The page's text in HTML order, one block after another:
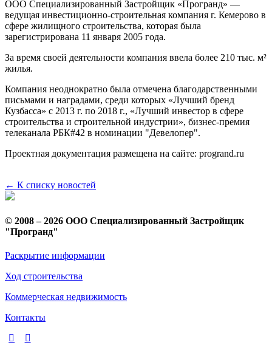
ООО Специализированный Застройщик «Програнд» —
ведущая инвестиционно-строительная компания г. Кемерово в
сфере жилищного строительства, которая была
зарегистрирована 11 января 2005 года.
За время своей деятельности компания ввела более 210 тыс. м²
жилья.
Компания неоднократно была отмечена благодарственными
письмами и наградами, среди которых «Лучший бренд
Кузбасса» с 2013 г. по 2018 г., «Лучший инвестор в сфере
строительства и строительной индустрии», бизнес-премия
телеканала РБК#42 в номинации "Девелопер".
Проектная документация размещена на сайте: progrand.ru
← К списку новостей
© 2008 – 2026 ООО Специализированный Застройщик
"Програнд"
Раскрытие информации
Ход строительства
Коммерческая недвижимость
Контакты